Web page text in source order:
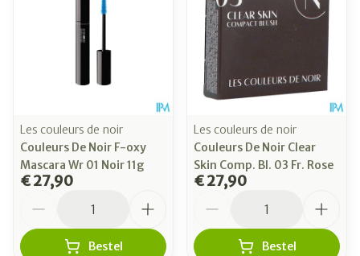
Les couleurs de noir
Couleurs De Noir F-oxy
Mascara Wr 01 Noir 11g
€ 27,90
Bestel
Les couleurs de noir
Couleurs De Noir Clear
Skin Comp. Bl. 03 Fr. Rose
€ 27,90
Bestel